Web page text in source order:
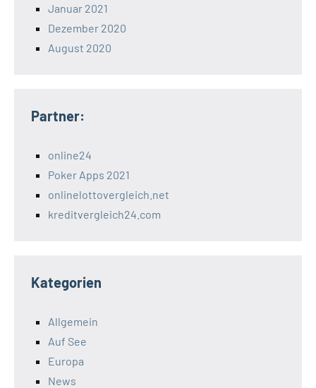
Januar 2021
Dezember 2020
August 2020
Partner:
online24
Poker Apps 2021
onlinelottovergleich.net
kreditvergleich24.com
Kategorien
Allgemein
Auf See
Europa
News